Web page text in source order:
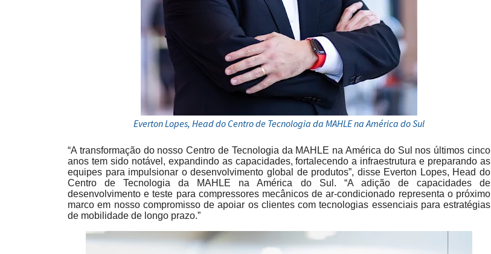
Everton Lopes, Head do Centro de Tecnologia da MAHLE na América do Sul
“A transformação do nosso Centro de Tecnologia da MAHLE na América do Sul nos últimos cinco
anos tem sido notável, expandindo as capacidades, fortalecendo a infraestrutura e preparando as
equipes para impulsionar o desenvolvimento global de produtos”, disse Everton Lopes, Head do
Centro de Tecnologia da MAHLE na América do Sul. “A adição de capacidades de
desenvolvimento e teste para compressores mecânicos de ar-condicionado representa o próximo
marco em nosso compromisso de apoiar os clientes com tecnologias essenciais para estratégias
de mobilidade de longo prazo.”